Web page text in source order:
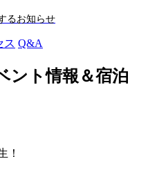
るお知らせ
ス Q&A
ント情報＆宿泊
！